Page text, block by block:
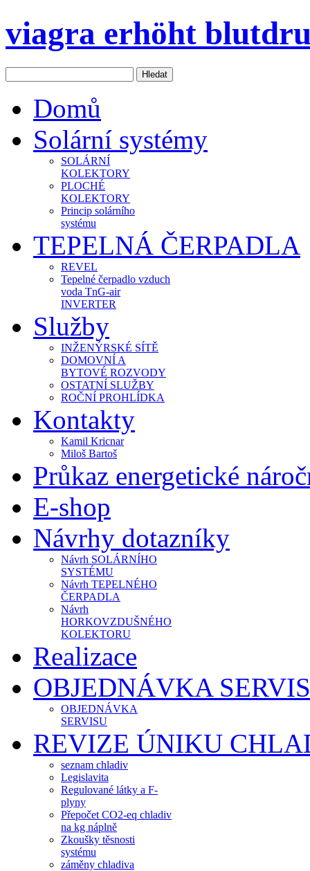
viagra erhöht
Domů
Solární systémy
SOLÁRNÍ
KOLEKTORY
PLOCHÉ
KOLEKTORY
Princip solárního
systému
TEPELNÁ ČERPADLA
REVEL
Tepelné čerpadlo vzduch
voda TnG-air
INVERTER
Služby
INŽENÝRSKÉ SÍTĚ
DOMOVNÍ A
BYTOVÉ ROZVODY
OSTATNÍ SLUŽBY
ROČNÍ PROHLÍDKA
Kontakty
Kamil Kricnar
Miloš Bartoš
Průkaz energetické
E-shop
Návrhy dotazníky
Návrh SOLÁRNÍHO
SYSTÉMU
Návrh TEPELNÉHO
ČERPADLA
Návrh
HORKOVZDUŠNÉHO
KOLEKTORU
Realizace
OBJEDNÁVKA
OBJEDNÁVKA
SERVISU
REVIZE ÚNIKU
seznam chladiv
Legislavita
Regulované látky a F-
plyny
Přepočet CO2-eq chladiv
na kg náplně
Zkoušky těsnosti
systému
záměny chladiva